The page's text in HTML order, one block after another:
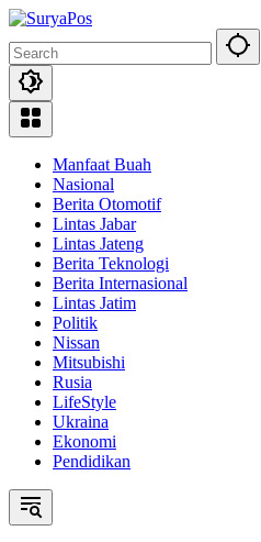
Skip
content
Manfaat Buah
Nasional
Berita Otomotif
Lintas Jabar
Lintas Jateng
Berita Teknologi
Berita Internasional
Lintas Jatim
Politik
Nissan
Mitsubishi
Rusia
LifeStyle
Ukraina
Ekonomi
Pendidikan